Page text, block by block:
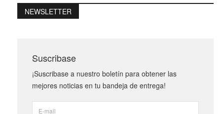
NEWSLETTER
Suscribase
¡Suscribase a nuestro boletín para obtener las
mejores noticias en tu bandeja de entrega!